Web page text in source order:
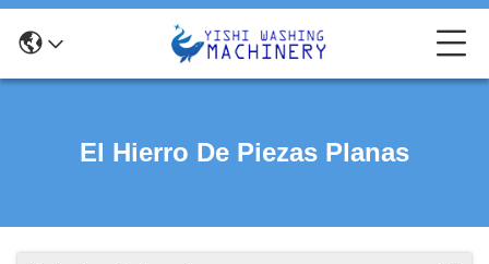
El Hierro De Piezas Planas